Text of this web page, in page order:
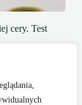
cery. Test